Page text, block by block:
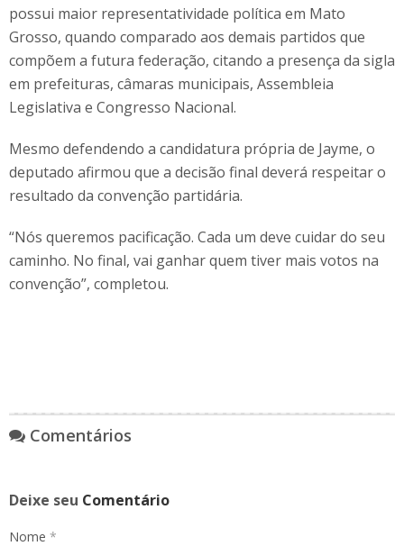
possui maior representatividade política em Mato
Grosso, quando comparado aos demais partidos que
compõem a futura federação, citando a presença da sigla
em prefeituras, câmaras municipais, Assembleia
Legislativa e Congresso Nacional.
Mesmo defendendo a candidatura própria de Jayme, o
deputado afirmou que a decisão final deverá respeitar o
resultado da convenção partidária.
“Nós queremos pacificação. Cada um deve cuidar do seu
caminho. No final, vai ganhar quem tiver mais votos na
convenção”, completou.
Comentários
Deixe seu Comentário
Nome *